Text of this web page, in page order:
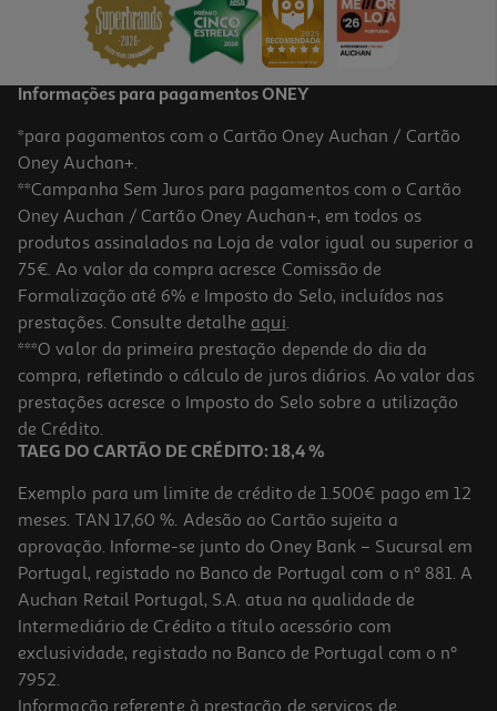
4.1
Batata Doce Auchan Em Rodelas Para Assar 1kg
2.99 €/Kg
2,99 €
Informações para pagamentos ONEY
*para pagamentos com o Cartão Oney Auchan / Cartão
Oney Auchan+.
**Campanha Sem Juros para pagamentos com o Cartão
Oney Auchan / Cartão Oney Auchan+, em todos os
produtos assinalados na Loja de valor igual ou superior a
75€. Ao valor da compra acresce Comissão de
Formalização até 6% e Imposto do Selo, incluídos nas
prestações. Consulte detalhe aqui.
***O valor da primeira prestação depende do dia da
compra, refletindo o cálculo de juros diários. Ao valor das
prestações acresce o Imposto do Selo sobre a utilização
de Crédito.
TAEG DO CARTÃO DE CRÉDITO: 18,4 %
Exemplo para um limite de crédito de 1.500€ pago em 12
meses. TAN 17,60 %. Adesão ao Cartão sujeita a
aprovação. Informe-se junto do Oney Bank – Sucursal em
Portugal, registado no Banco de Portugal com o nº 881. A
Auchan Retail Portugal, S.A. atua na qualidade de
Intermediário de Crédito a título acessório com
exclusividade, registado no Banco de Portugal com o nº
7952.
Informação referente à prestação de serviços de